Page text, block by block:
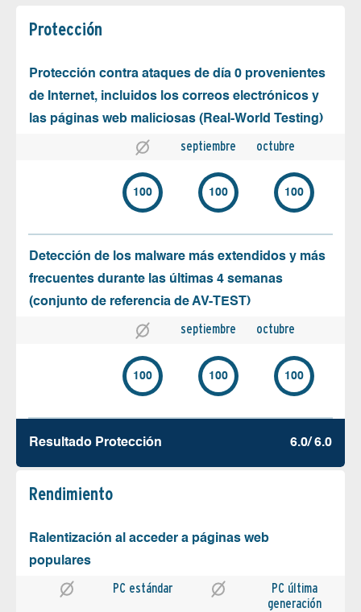
Protección
Protección contra ataques de día 0 provenientes
de Internet, incluidos los correos electrónicos y
las páginas web maliciosas (Real-World Testing)
septiembre octubre
100 100 100
Detección de los malware más extendidos y más
frecuentes durante las últimas 4 semanas
(conjunto de referencia de AV-TEST)
septiembre octubre
100 100 100
Resultado Protección 6.0/ 6.0
Rendimiento
Ralentización al acceder a páginas web
populares
PC estándar
PC última
generación